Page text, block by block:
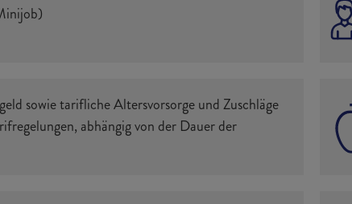
sowie tarifliche Altersvorsorge und Zuschläge
abhängig von der Dauer der